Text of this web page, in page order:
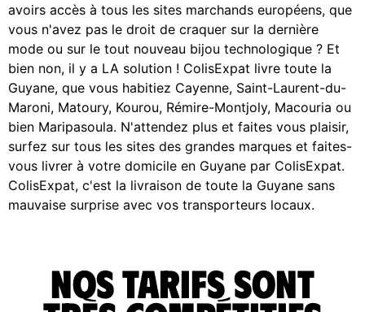
avoirs accès à tous les sites marchands européens, que
vous n'avez pas le droit de craquer sur la dernière
mode ou sur le tout nouveau bijou technologique ? Et
bien non, il y a LA solution ! ColisExpat livre toute la
Guyane, que vous habitiez Cayenne, Saint-Laurent-du-
Maroni, Matoury, Kourou, Rémire-Montjoly, Macouria ou
bien Maripasoula. N'attendez plus et faites vous plaisir,
surfez sur tous les sites des grandes marques et faites-
vous livrer à votre domicile en Guyane par ColisExpat.
ColisExpat, c'est la livraison de toute la Guyane sans
mauvaise surprise avec vos transporteurs locaux.
Nos tarifs sont